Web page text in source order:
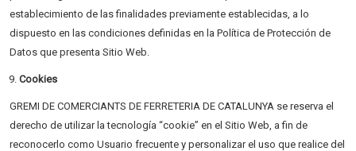
establecimiento de las finalidades previamente establecidas, a lo
dispuesto en las condiciones definidas en la Política de Protección de
Datos que presenta Sitio Web.
Cookies
GREMI DE COMERCIANTS DE FERRETERIA DE CATALUNYA se reserva el
derecho de utilizar la tecnología “cookie” en el Sitio Web, a fin de
reconocerlo como Usuario frecuente y personalizar el uso que realice del